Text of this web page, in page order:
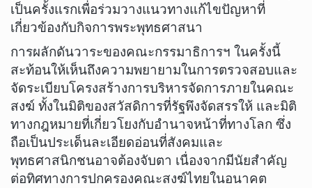
เป็นครั้งแรกเพื่อร่วมวางแนวทางแก้ไขปัญหาที่
เกี่ยวข้องกับกิจการพระพุทธศาสนา
การผลักดันวาระของคณะกรรมาธิการฯ ในครั้งนี้
สะท้อนให้เห็นถึงความพยายามในการตรวจสอบและ
จัดระเบียบโครงสร้างการบริหารจัดการภายในคณะ
สงฆ์ ทั้งในมิติของสวัสดิการที่รัฐพึงจัดสรรให้ และมิติ
ทางกฎหมายที่เกี่ยวโยงกับอำนาจหน้าที่ทางโลก ซึ่ง
ถือเป็นประเด็นละเอียดอ่อนที่สังคมและ
พุทธศาสนิกชนอาจต้องจับตา เนื่องจากมีนัยสำคัญ
ต่อทิศทางการปกครองคณะสงฆ์ไทยในอนาคต